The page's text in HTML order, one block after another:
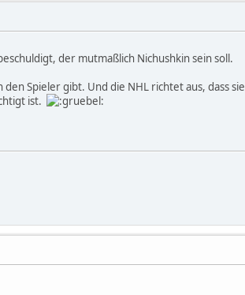
der mutmaßlich Nichushkin sein soll.
Spieler gibt. Und die NHL richtet aus, dass sie
ist.